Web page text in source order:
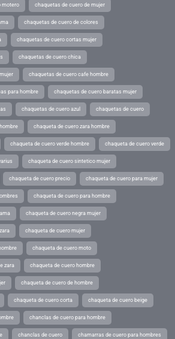
motero chaquetas de cuero de mujer
chaquetas de cuero de colores
chaquetas de cuero cortas mujer
chaquetas de cuero chica
chaquetas de cuero cafe hombre
para hombre chaquetas de cuero baratas mujer
chaquetas de cuero azul chaquetas de cuero
chaqueta de cuero zara hombre
chaqueta de cuero verde hombre chaqueta de cuero verde
chaqueta de cuero sintetico mujer
chaqueta de cuero precio chaqueta de cuero para mujer
chaqueta de cuero para hombre
chaqueta de cuero negra mujer
chaqueta de cuero mujer
chaqueta de cuero moto
zara chaqueta de cuero hombre
chaqueta de cuero de hombre
chaqueta de cuero corta chaqueta de cuero beige
chanclas de cuero para hombre
chanclas de cuero chamarras de cuero para hombres